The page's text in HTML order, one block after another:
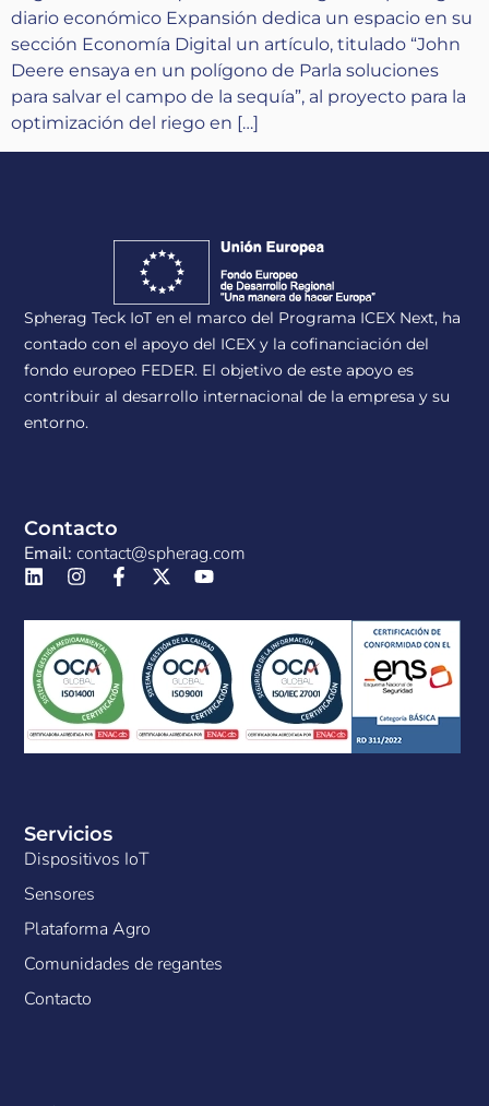
diario económico Expansión dedica un espacio en su
sección Economía Digital un artículo, titulado “John
Deere ensaya en un polígono de Parla soluciones
para salvar el campo de la sequía”, al proyecto para la
optimización del riego en […]
Spherag Teck IoT en el marco del Programa ICEX Next, ha
contado con el apoyo del ICEX y la cofinanciación del
fondo europeo FEDER. El objetivo de este apoyo es
contribuir al desarrollo internacional de la empresa y su
entorno.
Servicios
Dispositivos IoT
Sensores
Plataforma Agro
Comunidades de regantes
Contacto
Contacto
Email: contact@spherag.com